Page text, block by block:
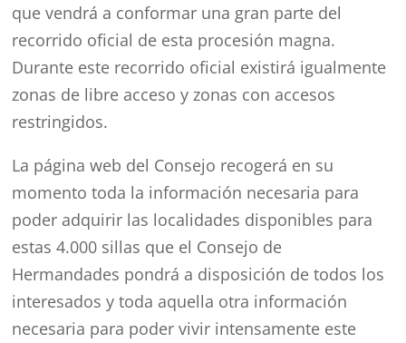
que vendrá a conformar una gran parte del
recorrido oficial de esta procesión magna.
Durante este recorrido oficial existirá igualmente
zonas de libre acceso y zonas con accesos
restringidos.
La página web del Consejo recogerá en su
momento toda la información necesaria para
poder adquirir las localidades disponibles para
estas 4.000 sillas que el Consejo de
Hermandades pondrá a disposición de todos los
interesados y toda aquella otra información
necesaria para poder vivir intensamente este